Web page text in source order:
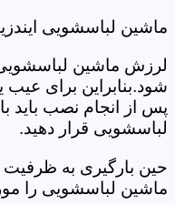
ماشین لباسشویی
لرزش ماشین لباسشویی
شود.بنابراین برای
پس از انجام نصب باید
لباسشویی قرار دهید.
حین بارگیری به ظرفیت
ماشین لباسشویی را